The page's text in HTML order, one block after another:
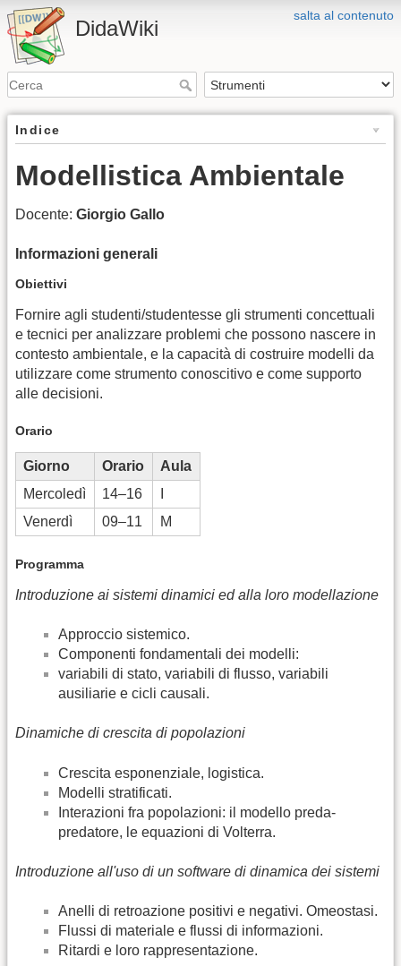
salta al contenuto
DidaWiki
Indice
Modellistica Ambientale
Docente: Giorgio Gallo
Informazioni generali
Obiettivi
Fornire agli studenti/studentesse gli strumenti concettuali
e tecnici per analizzare problemi che possono nascere in
contesto ambientale, e la capacità di costruire modelli da
utilizzare come strumento conoscitivo e come supporto
alle decisioni.
Orario
Giorno Orario
Aula
Mercoledì
14–16
Venerdì
09–11 M
Programma
Introduzione ai sistemi dinamici ed alla loro modellazione
Approccio sistemico.
Componenti fondamentali dei modelli:
variabili di stato, variabili di flusso, variabili
ausiliarie e cicli causali.
Dinamiche di crescita di popolazioni
Crescita esponenziale, logistica.
Modelli stratificati.
Interazioni fra popolazioni: il modello preda-
predatore, le equazioni di Volterra.
Introduzione all'uso di un software di dinamica dei sistemi
Anelli di retroazione positivi e negativi. Omeostasi.
Flussi di materiale e flussi di informazioni.
Ritardi e loro rappresentazione.